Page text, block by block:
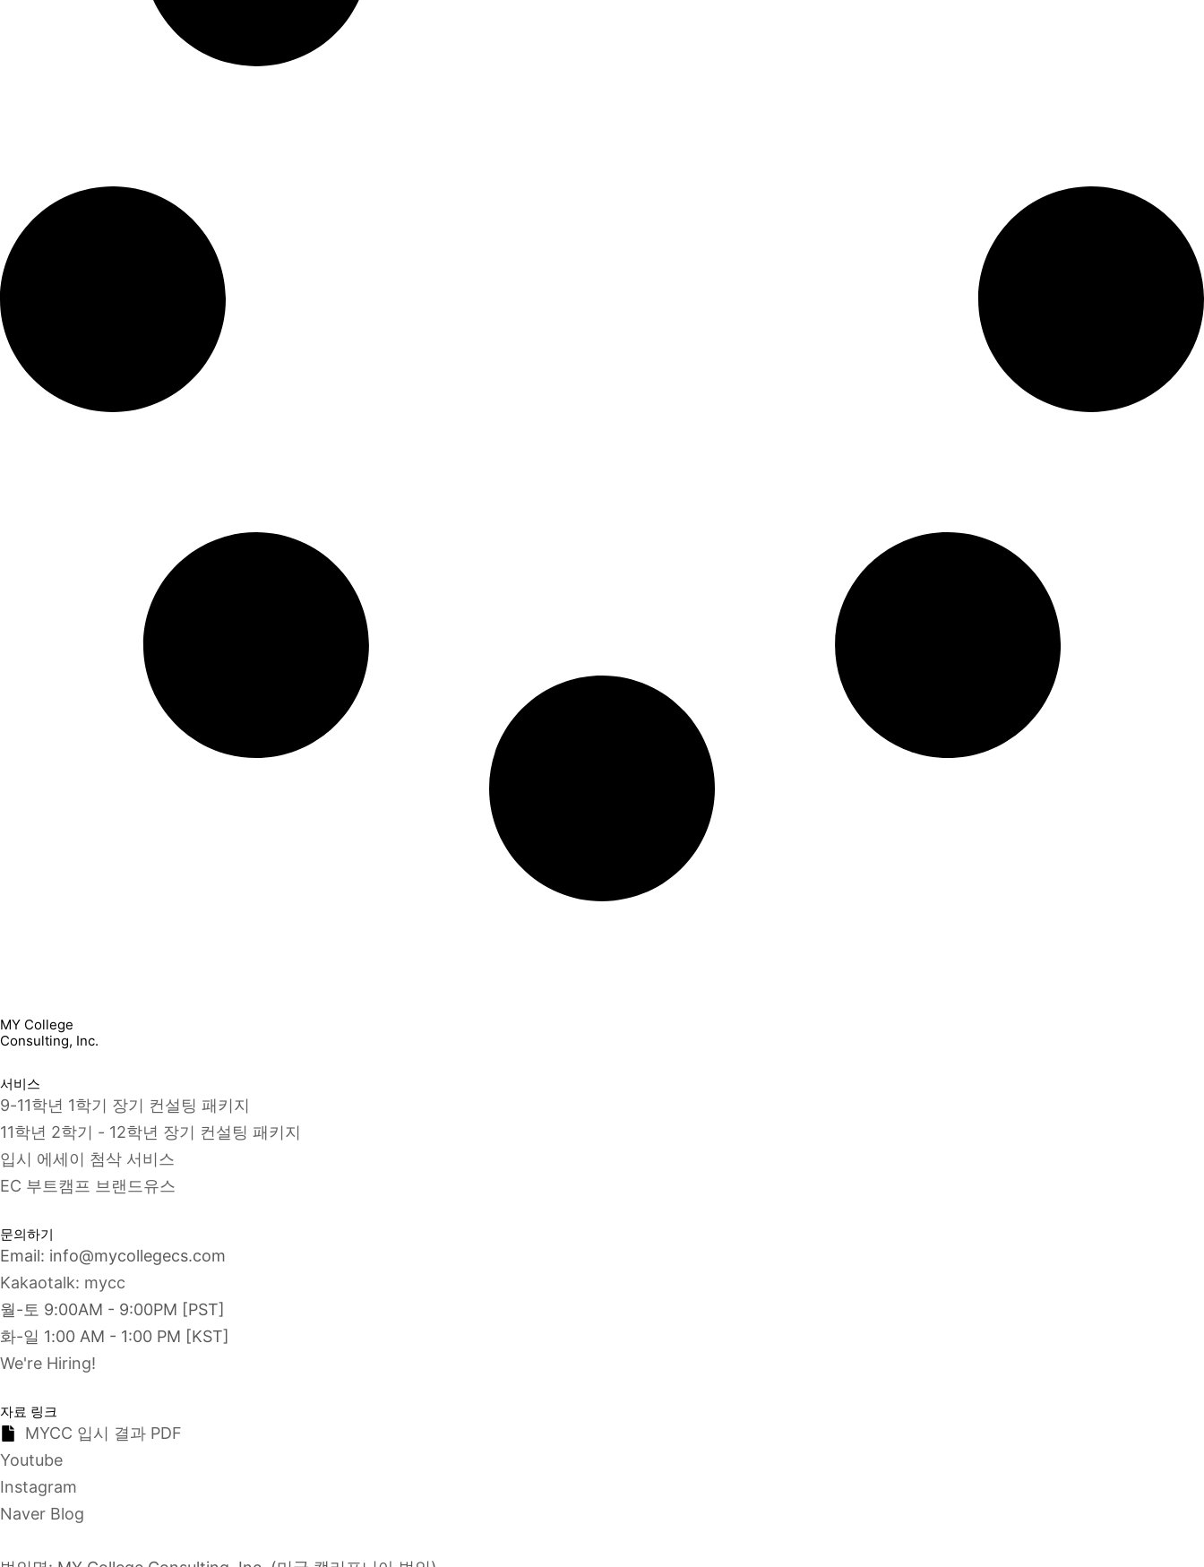
MY College
Consulting, Inc.
서비스
9-11학년 1학기 장기 컨설팅 패키지
11학년 2학기 - 12학년 장기 컨설팅 패키지
입시 에세이 첨삭 서비스
EC 부트캠프 브랜드유스
문의하기
Email: info@mycollegecs.com
Kakaotalk: mycc
월-토 9:00AM - 9:00PM [PST]
화-일 1:00 AM - 1:00 PM [KST]
We're Hiring!
자료 링크
MYCC 입시 결과 PDF
Youtube
Instagram
Naver Blog